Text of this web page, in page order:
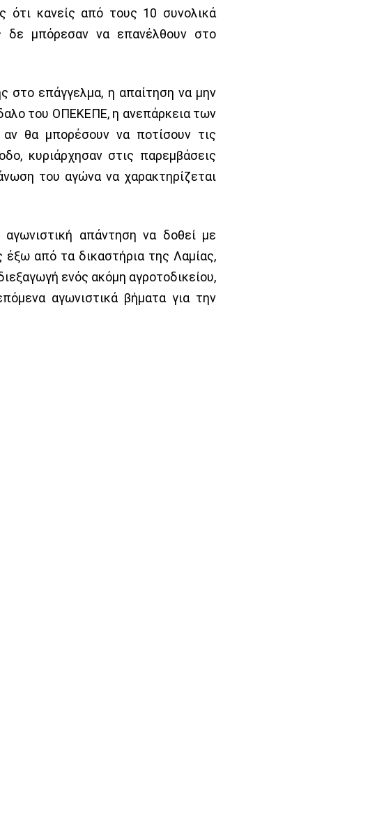
ότι κανείς από τους 10 συνολικά
μπόρεσαν να επανέλθουν στο
στο επάγγελμα, η απαίτηση να μην
του ΟΠΕΚΕΠΕ, η ανεπάρκεια των
θα μπορέσουν να ποτίσουν τις
κυριάρχησαν στις παρεμβάσεις
του αγώνα να χαρακτηρίζεται
απάντηση να δοθεί με
έξω από τα δικαστήρια της Λαμίας,
ενός ακόμη αγροτοδικείου,
αγωνιστικά βήματα για την